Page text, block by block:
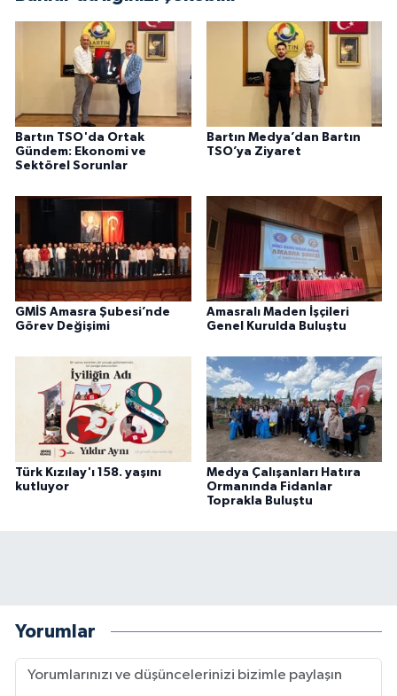
Bartın TSO'da Ortak
Gündem: Ekonomi ve
Sektörel Sorunlar
Bartın Medya’dan Bartın
TSO’ya Ziyaret
GMİS Amasra Şubesi’nde
Görev Değişimi
Amasralı Maden İşçileri
Genel Kurulda Buluştu
Türk Kızılay'ı 158. yaşını
kutluyor
Medya Çalışanları Hatıra
Ormanında Fidanlar
Toprakla Buluştu
Yorumlar